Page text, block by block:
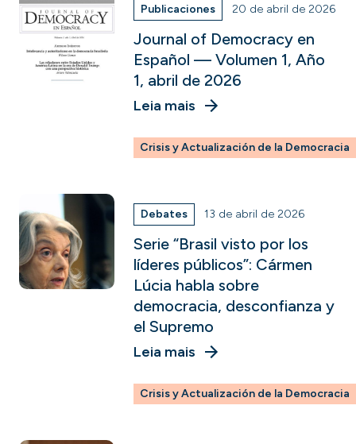
Publicaciones 20 de abril de 2026
Journal of Democracy en
Español — Volumen 1, Año
1, abril de 2026
Leia mais
Crisis y Actualización de la Democracia
Debates 13 de abril de 2026
Serie “Brasil visto por los
líderes públicos”: Cármen
Lúcia habla sobre
democracia, desconfianza y
el Supremo
Leia mais
Crisis y Actualización de la Democracia